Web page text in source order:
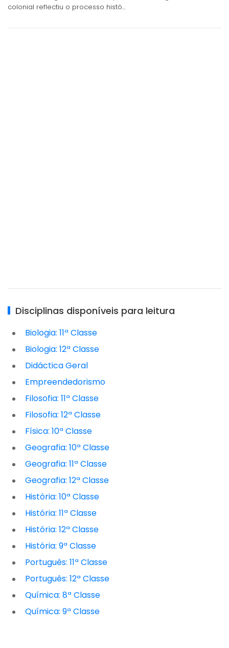
colonial reflectiu o processo histó…
Disciplinas disponíveis para leitura
Biologia: 11ª Classe
Biologia: 12ª Classe
Didáctica Geral
Empreendedorismo
Filosofia: 11ª Classe
Filosofia: 12ª Classe
Física: 10ª Classe
Geografia: 10ª Classe
Geografia: 11ª Classe
Geografia: 12ª Classe
História: 10ª Classe
História: 11ª Classe
História: 12ª Classe
História: 9ª Classe
Português: 11ª Classe
Português: 12ª Classe
Química: 8ª Classe
Química: 9ª Classe